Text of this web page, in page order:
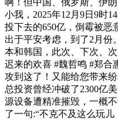
啊！但中国、俄罗斯、伊
小我，2025年12月9日9时
投下去的650亿，倒霉被恶
出于平安考虑，到了2月份
本和韩国，此次、下次、
迟来的欢喜 #魏哲鸣 #郑合
攻到这了！又能给您带来
总投资曾经冲破了2300亿
源设备遭精准摧毁，一概
了一句:“不克不及这么玩